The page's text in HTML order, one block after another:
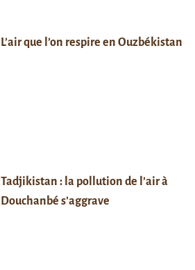
L’air que l’on respire en Ouzbékistan
Tadjikistan : la pollution de l’air à
Douchanbé s’aggrave